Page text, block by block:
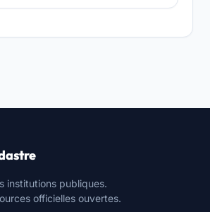
institutions publiques.
officielles ouvertes.